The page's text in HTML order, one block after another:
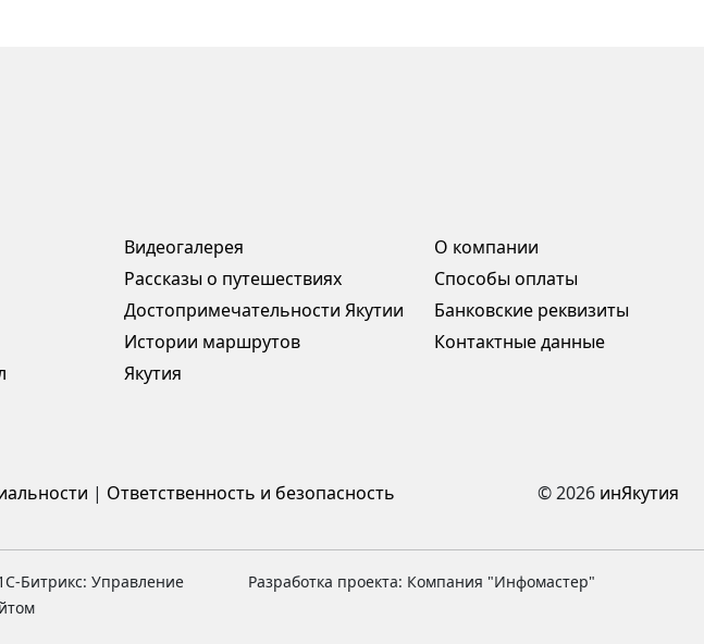
Видеогалерея
Рассказы о путешествиях
Достопримечательности Якутии
Истории маршрутов
Якутия
О компании
Способы оплаты
Банковские реквизиты
Контактные данные
© 2026 инЯкутия
| Ответственность и безопасность
Битрикс: Управление
Разработка проекта: Компания "Инфомастер"